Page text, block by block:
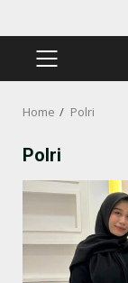
PRIMARY
Home Polri
Polri